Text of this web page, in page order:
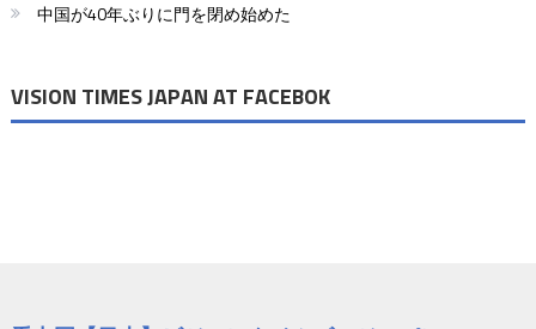
中国が40年ぶりに門を閉め始めた
VISION TIMES JAPAN AT FACEBOK